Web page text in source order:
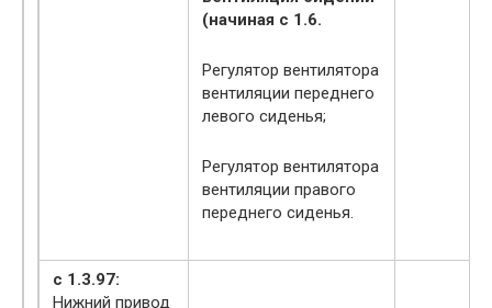
(начиная с 1.6.
Регулятор вентилятора
вентиляции переднего
левого сиденья;
Регулятор вентилятора
вентиляции правого
переднего сиденья.
с 1.3.97:
Нижний привод